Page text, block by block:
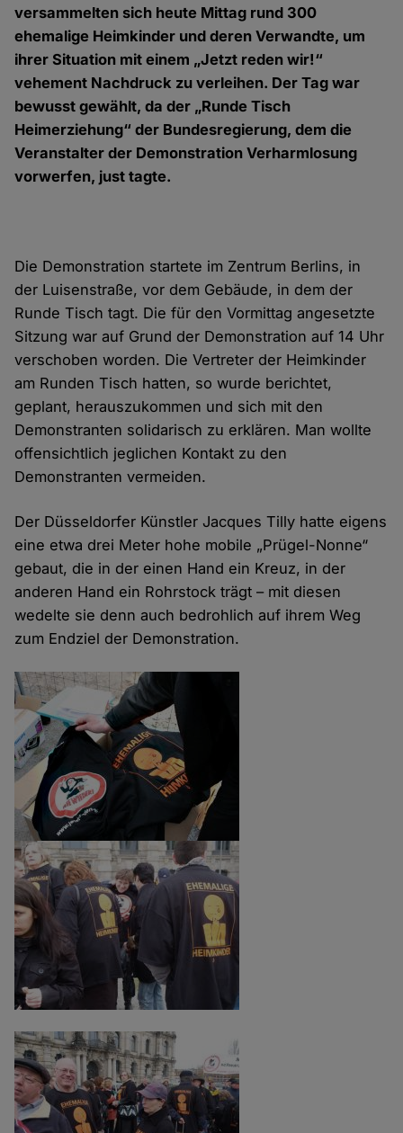
versammelten sich heute Mittag rund 300
ehemalige Heimkinder und deren Verwandte, um
ihrer Situation mit einem „Jetzt reden wir!“
vehement Nachdruck zu verleihen. Der Tag war
bewusst gewählt, da der „Runde Tisch
Heimerziehung“ der Bundesregierung, dem die
Veranstalter der Demonstration Verharmlosung
vorwerfen, just tagte.
Die Demonstration startete im Zentrum Berlins, in
der Luisenstraße, vor dem Gebäude, in dem der
Runde Tisch tagt. Die für den Vormittag angesetzte
Sitzung war auf Grund der Demonstration auf 14 Uhr
verschoben worden. Die Vertreter der Heimkinder
am Runden Tisch hatten, so wurde berichtet,
geplant, herauszukommen und sich mit den
Demonstranten solidarisch zu erklären. Man wollte
offensichtlich jeglichen Kontakt zu den
Demonstranten vermeiden.
Der Düsseldorfer Künstler Jacques Tilly hatte eigens
eine etwa drei Meter hohe mobile „Prügel-Nonne“
gebaut, die in der einen Hand ein Kreuz, in der
anderen Hand ein Rohrstock trägt – mit diesen
wedelte sie denn auch bedrohlich auf ihrem Weg
zum Endziel der Demonstration.